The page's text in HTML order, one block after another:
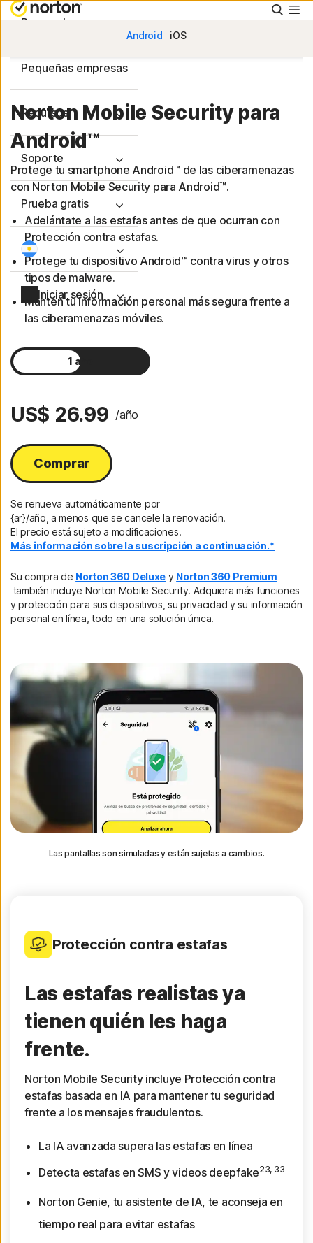
Personal
Pequeñas empresas
Recursos
Soporte
Prueba gratis
Iniciar sesión
Android iOS
Las pantallas son simuladas y están sujetas a cambios.
Norton Mobile Security para
Android™
Protege tu smartphone Android™ de las ciberamenazas
con Norton Mobile Security para Android™.
Adelántate a las estafas antes de que ocurran con
Protección contra estafas.
Protege tu dispositivo Android™ contra virus y otros
tipos de malware.
Mantén tu información personal más segura frente a
las ciberamenazas móviles.
1 año
US$ 26.99 /año
Comprar
Se renueva automáticamente por
{ar}/año, a menos que se cancele la renovación.
El precio está sujeto a modificaciones.
Más información sobre la suscripción a continuación.*
Su compra de Norton 360 Deluxe y Norton 360 Premium
también incluye Norton Mobile Security. Adquiera más funciones
y protección para sus dispositivos, su privacidad y su información
personal en línea, todo en una solución única.
Protección contra estafas
Las estafas realistas ya
tienen quién les haga
frente.
Norton Mobile Security incluye Protección contra
estafas basada en IA para mantener tu seguridad
frente a los mensajes fraudulentos.
La IA avanzada supera las estafas en línea
Detecta estafas en SMS y videos deepfake23, 33
Norton Genie, tu asistente de IA, te aconseja en
tiempo real para evitar estafas